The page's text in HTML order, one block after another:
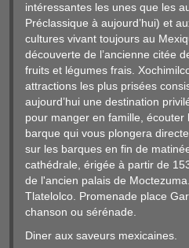
intéressantes les unes que les
Préclassique à aujourd’hui) et
cultures vivant toujours au
découverte de l’ancienne citée
fruits et légumes frais.
attractions les plus prisées
aujourd’hui une destination
pour manger en famille,
barque qui vous plongera
sur les barques en fin de
cathédrale, érigée à partir de
de l'ancien palais de
Tlatelolco. Promenade place
chanson ou sérénade.
Diner aux saveurs mexicaines.